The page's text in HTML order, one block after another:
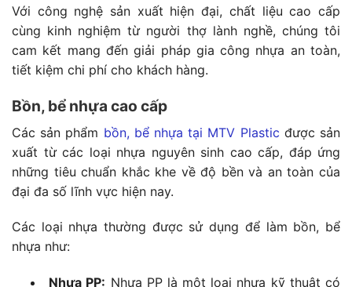
Với công nghệ sản xuất hiện đại, chất liệu cao cấp
cùng kinh nghiệm từ người thợ lành nghề, chúng tôi
cam kết mang đến giải pháp gia công nhựa an toàn,
tiết kiệm chi phí cho khách hàng.
Bồn, bể nhựa cao cấp
Các sản phẩm bồn, bể nhựa tại MTV Plastic được sản
xuất từ các loại nhựa nguyên sinh cao cấp, đáp ứng
những tiêu chuẩn khắc khe về độ bền và an toàn của
đại đa số lĩnh vực hiện nay.
Các loại nhựa thường được sử dụng để làm bồn, bể
nhựa như:
Nhựa PP: Nhựa PP là một loại nhựa kỹ thuật có